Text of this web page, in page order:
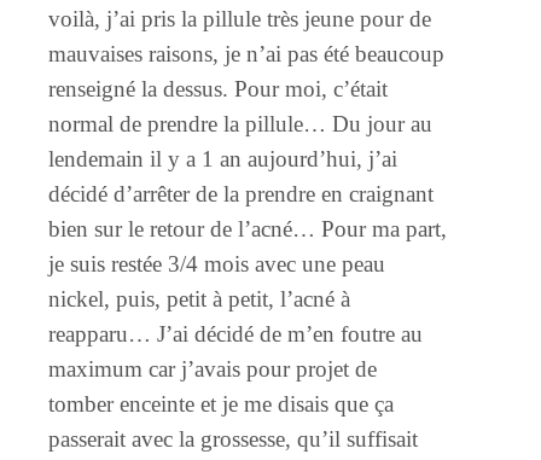
voilà, j’ai pris la pillule très jeune pour de
mauvaises raisons, je n’ai pas été beaucoup
renseigné la dessus. Pour moi, c’était
normal de prendre la pillule… Du jour au
lendemain il y a 1 an aujourd’hui, j’ai
décidé d’arrêter de la prendre en craignant
bien sur le retour de l’acné… Pour ma part,
je suis restée 3/4 mois avec une peau
nickel, puis, petit à petit, l’acné à
reapparu… J’ai décidé de m’en foutre au
maximum car j’avais pour projet de
tomber enceinte et je me disais que ça
passerait avec la grossesse, qu’il suffisait